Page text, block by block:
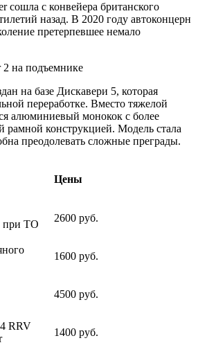
сошла с конвейера британского
назад. В 2020 году автоконцерн
претерпевшее немало
на базе Дискавери 5, которая
переработке. Вместо тяжелой
алюминиевый монокок с более
рамной конструкцией. Модель стала
преодолевать сложные преграды.
Цены
при ТО
2600 руб.
1600 руб.
4500 руб.
RRV
1400 руб.